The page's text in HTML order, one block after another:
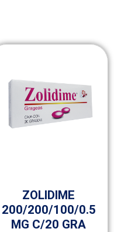
ZOLIDIME
200/200/100/0.5
MG C/20 GRA